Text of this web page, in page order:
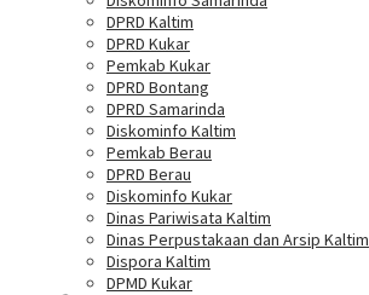
DPRD Kaltim
DPRD Kukar
Pemkab Kukar
DPRD Bontang
DPRD Samarinda
Diskominfo Kaltim
Pemkab Berau
DPRD Berau
Diskominfo Kukar
Dinas Pariwisata Kaltim
Dinas Perpustakaan dan Arsip Kaltim
Dispora Kaltim
DPMD Kukar